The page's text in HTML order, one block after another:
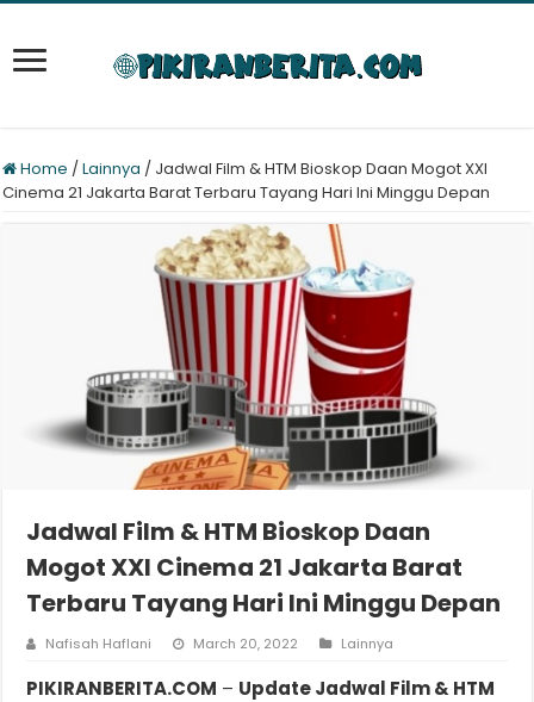
Home /Lainnya / Jadwal Film & HTM Bioskop Daan Mogot XXI
Cinema 21 Jakarta Barat Terbaru Tayang Hari Ini Minggu Depan
Jadwal Film & HTM Bioskop Daan
Mogot XXI Cinema 21 Jakarta Barat
Terbaru Tayang Hari Ini Minggu Depan
Nafisah Haflani March 20, 2022 Lainnya
PIKIRANBERITA.COM – Update Jadwal Film & HTM